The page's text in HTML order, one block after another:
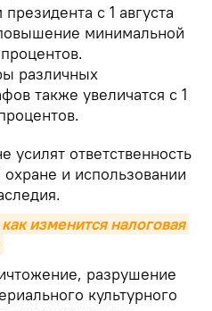
с 1 августа
минимальной
различных
также увеличатся с 1
усилят ответственность
и использовании
изменится налоговая
разрушение
культурного